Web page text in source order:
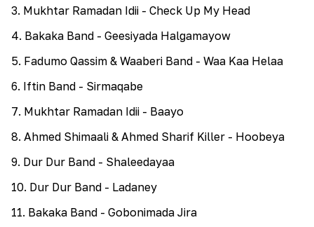
3. Mukhtar Ramadan Idii - Check Up My Head
4. Bakaka Band - Geesiyada Halgamayow
5. Fadumo Qassim & Waaberi Band - Waa Kaa Helaa
6. Iftin Band - Sirmaqabe
7. Mukhtar Ramadan Idii - Baayo
8. Ahmed Shimaali & Ahmed Sharif Killer - Hoobeya
9. Dur Dur Band - Shaleedayaa
10. Dur Dur Band - Ladaney
11. Bakaka Band - Gobonimada Jira